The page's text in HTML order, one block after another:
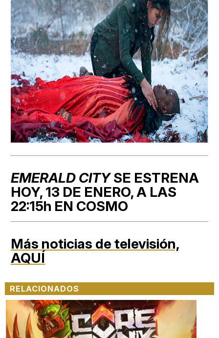
EMERALD CITYSE ESTRENA
HOY, 13 DE ENERO, A LAS
22:15h EN COSMO
Más noticias de televisión,
AQUÍ
RELACIONADOS